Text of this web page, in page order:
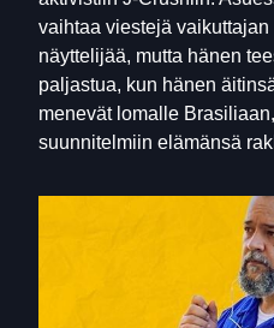
vaihtaa viestejä
näyttelijää, mutta hänen
paljastua, kun hänen
menevät lomalle
suunnitelmiin elämänsä